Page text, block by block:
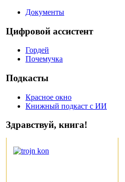
Документы
Цифровой ассистент
Гордей
Почемучка
Подкасты
Красное окно
Книжный подкаст с ИИ
Здравствуй, книга!